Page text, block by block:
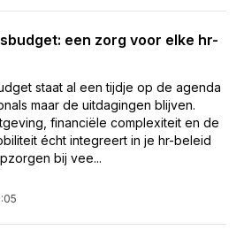
een zorg voor elke hr-
staat al een tijdje op de agenda
maar de uitdagingen blijven.
financiële complexiteit en de
écht integreert in je hr-beleid
bij vee...